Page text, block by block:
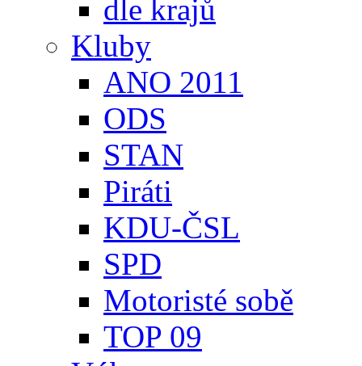
dle krajů
Kluby
ANO 2011
ODS
STAN
Piráti
KDU-ČSL
SPD
Motoristé sobě
TOP 09